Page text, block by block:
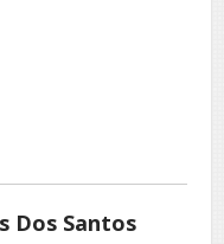
Dos Santos